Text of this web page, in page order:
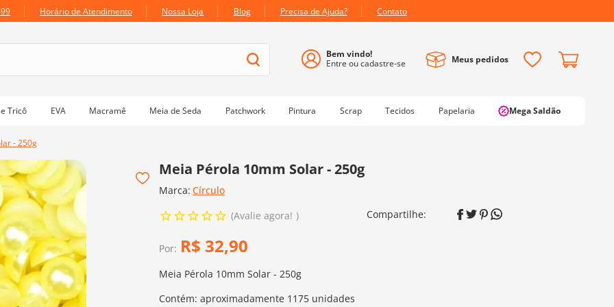
Horário de Atendimento Nossa Loja Blog Precisa de Ajuda? Contato
Meus pedidos
Tricô EVA Macramê Meia de Seda Patchwork Pintura Scrap Tecidos Papelaria Mega Saldão
- 250g
Meia Pérola 10mm Solar - 250g
Marca: Círculo
Avalie agora!
Por: R$ 32,90
Meia Pérola 10mm Solar - 250g
Contém: aproximadamente 1175 unidades